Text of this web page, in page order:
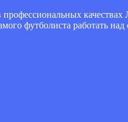
футболиста работать